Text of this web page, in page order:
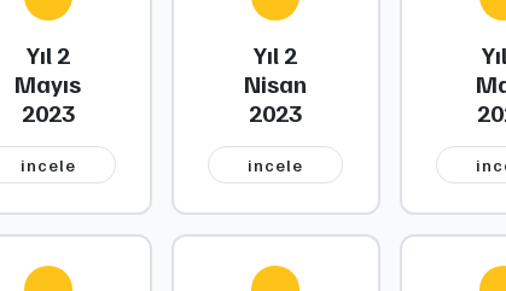
Yıl 2
Mayıs
2023
i̇ncele
Yıl 2
Nisan
2023
i̇ncele